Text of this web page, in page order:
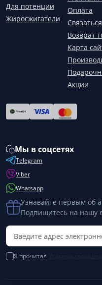
Для потенции
Жиросжигатели
Оплата
Возврат
Карта
Акции
Мы в соцсетях
Telegram
Viber
Whatsapp
Узнавайте первым об
Подпишитесь на нашу
Я прочитал